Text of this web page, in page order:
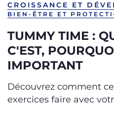
CROISSANCE ET
BIEN-ÊTRE ET
TUMMY TIME :
C'EST,
IMPORTANT
Découvrez comment
exercices faire avec